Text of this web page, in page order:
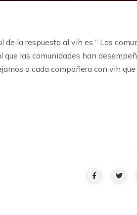
de la respuesta al vih es “ Las
las comunidades han
a cada compañera con vih